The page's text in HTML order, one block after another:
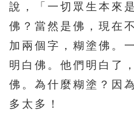
說，「一切眾生本來
佛？當然是佛，現在
加兩個字，糊塗佛。
明白佛。他們明白了
佛。為什麼糊塗？因
多太多！